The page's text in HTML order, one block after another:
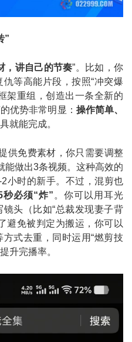
”
，讲自己的节奏”。比如，你
等高能片段，按照“冲突爆
重组，创造出一条全新的
优势非常明显： 操作简单、
就能完成。
供免费素材，你只需要调整
能做出3条视频。这种高效的
小时的新手。不过，混剪也
秒必须“炸” 。你可以用耳光
头（比如“总裁发现妻子背
避免被判定为搬运，你可以
式去重，同时运用“燃剪技
升完播率。